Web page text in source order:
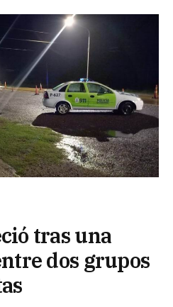
tras una
dos grupos